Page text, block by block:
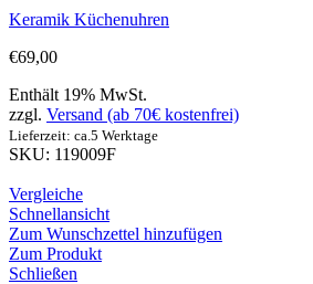
Keramik Küchenuhren
€69,00
Enthält 19% MwSt.
zzgl. Versand (ab 70€ kostenfrei)
Lieferzeit: ca.5 Werktage
SKU: 119009F
Vergleiche
Schnellansicht
Zum Wunschzettel hinzufügen
Zum Produkt
Schließen